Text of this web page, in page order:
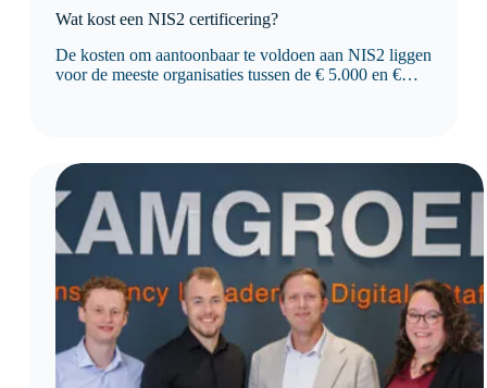
Wat kost een NIS2 certificering?
De kosten om aantoonbaar te voldoen aan NIS2 liggen
voor de meeste organisaties tussen de € 5.000 en €